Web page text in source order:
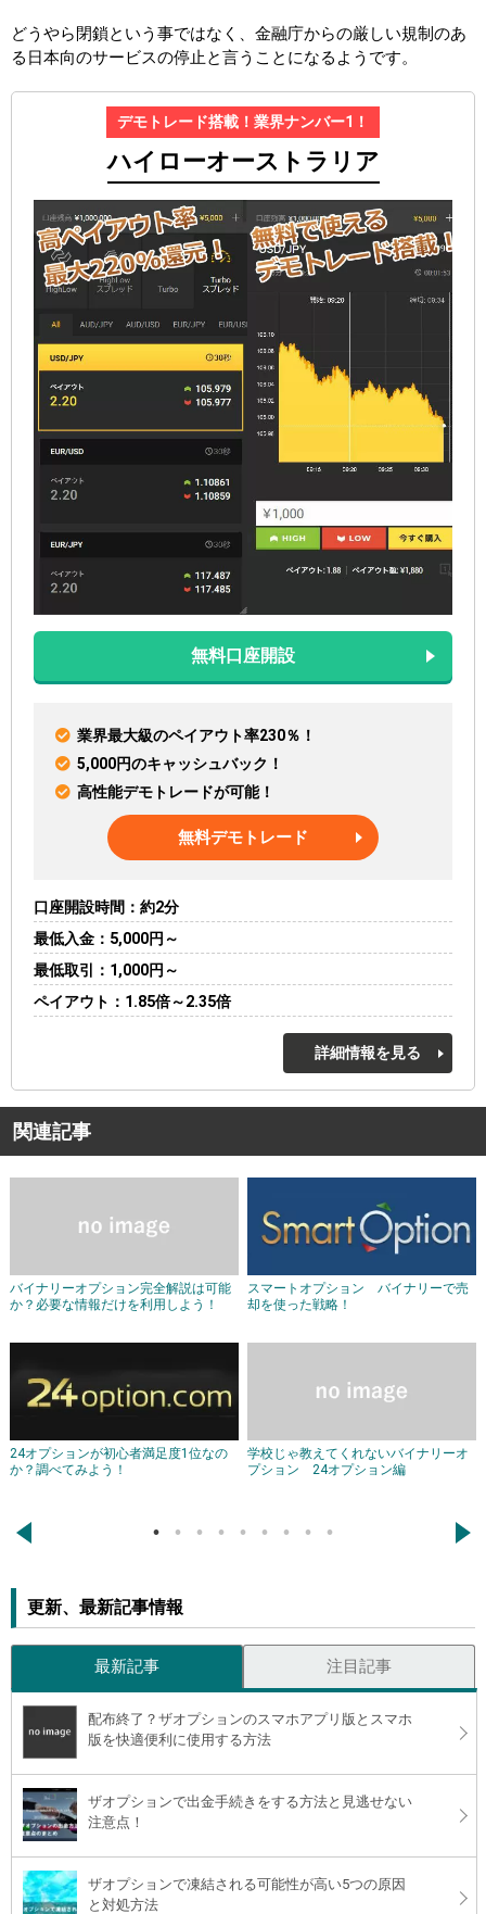
どうやら閉鎖という事ではなく、金融庁からの厳しい規制のあ
る日本向のサービスの停止と言うことになるようです。
デモトレード搭載！業界ナンバー1！
ハイローオーストラリア
無料口座開設
業界最大級のペイアウト率230％！
5,000円のキャッシュバック！
高性能デモトレードが可能！
無料デモトレード
口座開設時間
約2分
最低入金
5,000円～
最低取引
1,000円～
ペイアウト
1.85倍～2.35倍
詳細情報を見る
関連記事
バイナリーオプション完全解説は可能
か？必要な情報だけを利用しよう！
スマートオプション バイナリーで売
却を使った戦略！
24オプションが初心者満足度1位なの
か？調べてみよう！
学校じゃ教えてくれないバイナリーオ
プション 24オプション編
← →
更新、最新記事情報
最新記事 注目記事
配布終了？ザオプションのスマホアプリ版とスマホ
版を快適便利に使用する方法
ザオプションで出金手続きをする方法と見逃せない
注意点！
ザオプションで凍結される可能性が高い5つの原因
と対処方法